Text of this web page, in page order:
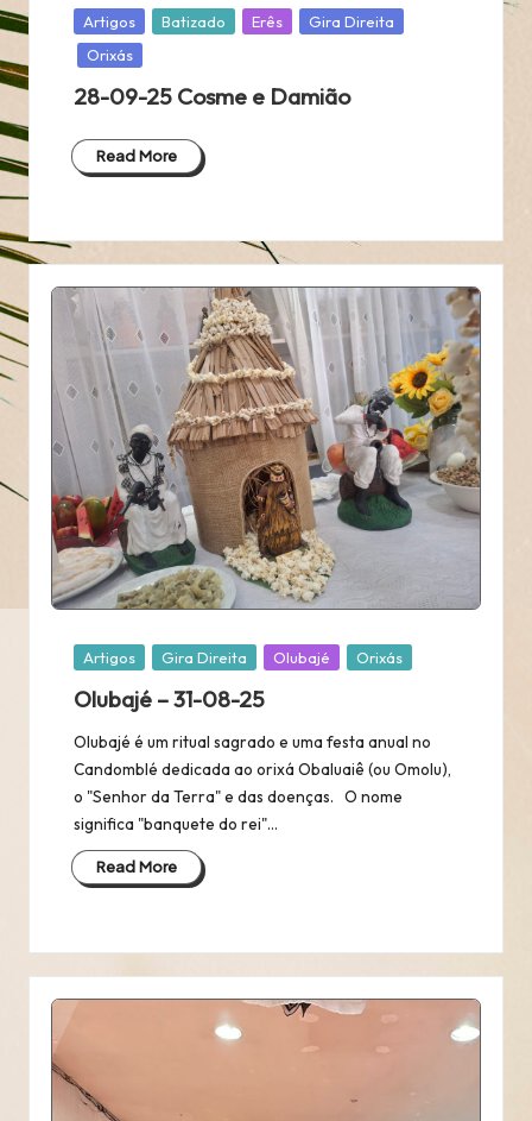
Posted
in
Artigos Batizado Erês
Gira Direita
Orixás
28-09-25 Cosme e Damião
Read More
Posted
Artigos Gira Direita Olubajé Orixás
Olubajé – 31-08-25
Olubajé é um ritual sagrado e uma festa anual no
Candomblé dedicada ao orixá Obaluaiê (ou Omolu),
o "Senhor da Terra" e das doenças. O nome
significa "banquete do rei"…
Read More